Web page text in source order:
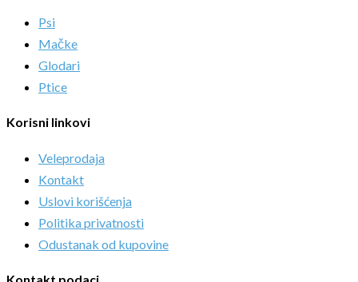
Psi
Mačke
Glodari
Ptice
Korisni linkovi
Veleprodaja
Kontakt
Uslovi korišćenja
Politika privatnosti
Odustanak od kupovine